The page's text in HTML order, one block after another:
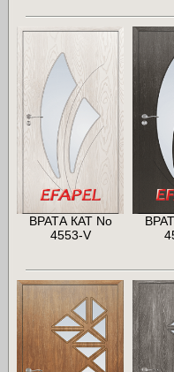
ВРАТА КАТ No
4553-V